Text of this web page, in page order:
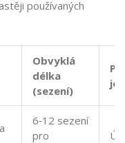
používaných
Obvyklá
délka
(sezení)
je
6‑12 sezení
pro